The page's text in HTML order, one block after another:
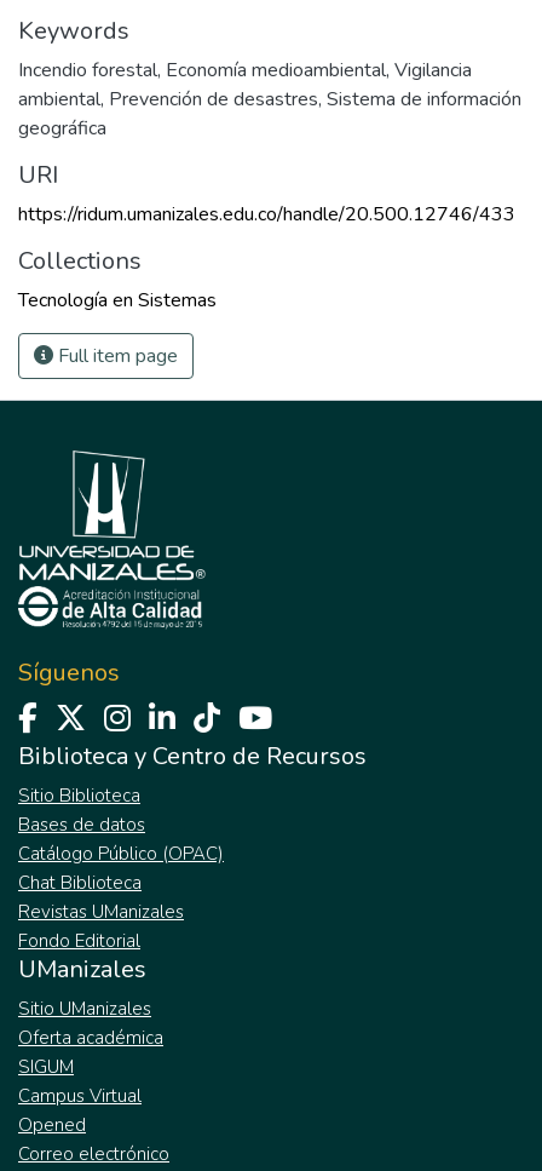
Keywords
Incendio forestal, Economía medioambiental, Vigilancia
ambiental, Prevención de desastres, Sistema de información
geográfica
URI
https://ridum.umanizales.edu.co/handle/20.500.12746/433
Collections
Tecnología en Sistemas
Full item page
Síguenos
Biblioteca y Centro de Recursos
Sitio Biblioteca
Bases de datos
Catálogo Público (OPAC)
Chat Biblioteca
Revistas UManizales
Fondo Editorial
UManizales
Sitio UManizales
Oferta académica
SIGUM
Campus Virtual
Opened
Correo electrónico